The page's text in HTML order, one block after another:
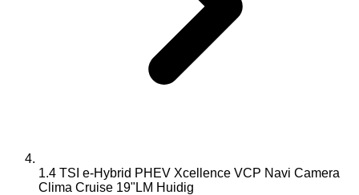
1.4 TSI e-Hybrid PHEV Xcellence VCP Navi Camera
Clima Cruise 19"LM Huidig